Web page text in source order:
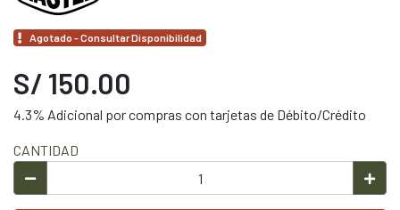
Agotado - Consultar Disponibilidad
S/ 150.00
4.3% Adicional por compras con tarjetas de Débito/Crédito
CANTIDAD